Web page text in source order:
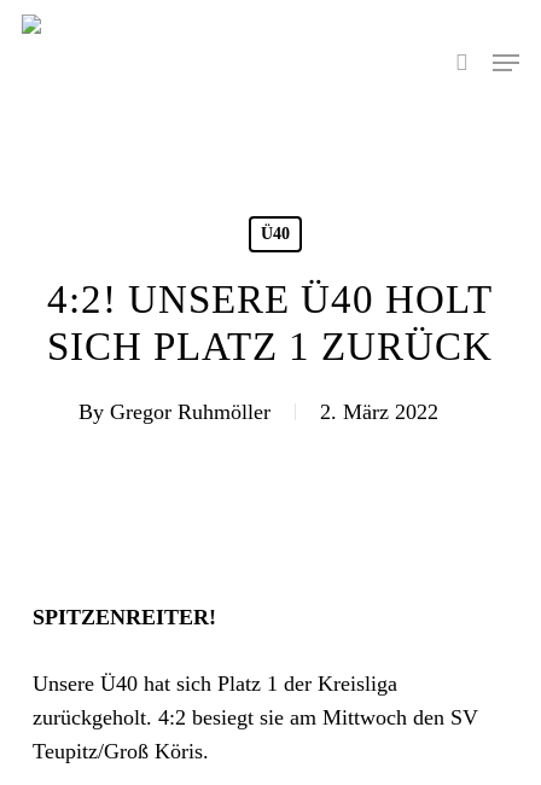
Skip
search
Menu
Ü40
4:2! UNSERE Ü40 HOLT
SICH PLATZ 1 ZURÜCK
By Gregor Ruhmöller 2. März 2022
SPITZENREITER!
Unsere Ü40 hat sich Platz 1 der Kreisliga
zurückgeholt. 4:2 besiegt sie am Mittwoch den SV
Teupitz/Groß Köris.